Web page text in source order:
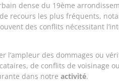
dense du 19ème
recours les plus fréquents,
des conflits nécessitant
l’ampleur des dommages ou
de conflits de voisinage
dans notre activité.